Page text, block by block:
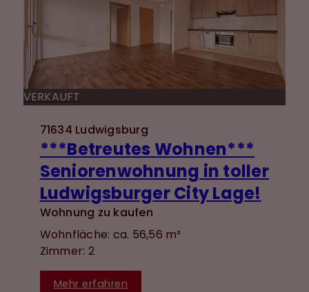
VERKAUFT
71634 Ludwigsburg
***Betreutes Wohnen***
Seniorenwohnung in toller
Ludwigsburger City Lage!
Wohnung zu kaufen
Wohnfläche: ca. 56,56 m²
Zimmer: 2
Mehr erfahren